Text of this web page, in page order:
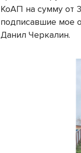
КоАП на сумму от
подписавшие мое
Данил Черкалин.